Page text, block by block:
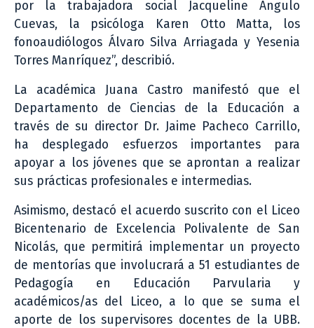
por la trabajadora social Jacqueline Angulo
Cuevas, la psicóloga Karen Otto Matta, los
fonoaudiólogos Álvaro Silva Arriagada y Yesenia
Torres Manríquez”, describió.
La académica Juana Castro manifestó que el
Departamento de Ciencias de la Educación a
través de su director Dr. Jaime Pacheco Carrillo,
ha desplegado esfuerzos importantes para
apoyar a los jóvenes que se aprontan a realizar
sus prácticas profesionales e intermedias.
Asimismo, destacó el acuerdo suscrito con el Liceo
Bicentenario de Excelencia Polivalente de San
Nicolás, que permitirá implementar un proyecto
de mentorías que involucrará a 51 estudiantes de
Pedagogía en Educación Parvularia y
académicos/as del Liceo, a lo que se suma el
aporte de los supervisores docentes de la UBB.